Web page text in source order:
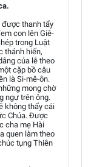
được thanh tẩy
con lên Giê-
trong Luật
thánh hiến,
của lễ theo
cặp bồ câu
là Si-mê-ôn.
mong chờ
ngự trên ông.
không thấy cái
Chúa. Được
cha mẹ Hài
quen làm theo
tụng Thiên